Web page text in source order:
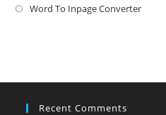
new
a
in
Word To Inpage ConverterOpens
tab
Recent Comments